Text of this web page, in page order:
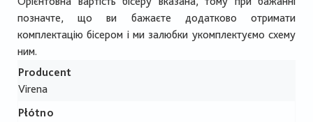
позначте, що ви бажаєте додатково отримати
комплектацію бісером і ми залюбки укомплектуємо схему
ним.
Producent
Virena
Płótno